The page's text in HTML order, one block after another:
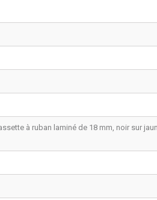
à ruban laminé de 18 mm, noir sur